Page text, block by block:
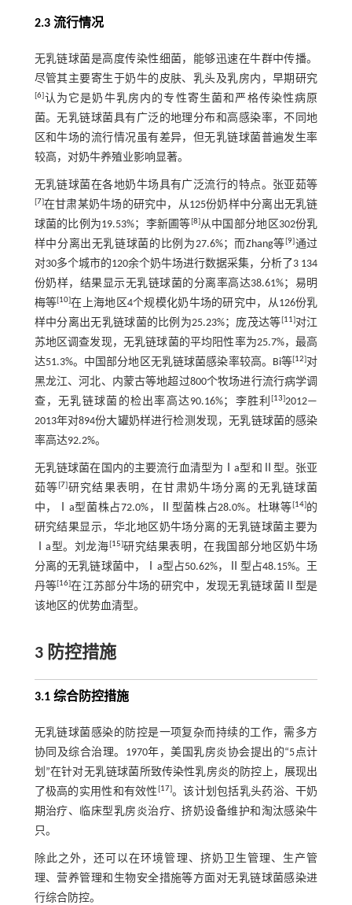
2.3 流行情况
无乳链球菌是高度传染性细菌，能够迅速在牛群中传播。
尽管其主要寄生于奶牛的皮肤、乳头及乳房内，早期研究
[6]认为它是奶牛乳房内的专性寄生菌和严格传染性病原
菌。无乳链球菌具有广泛的地理分布和高感染率，不同地
区和牛场的流行情况虽有差异，但无乳链球菌普遍发生率
较高，对奶牛养殖业影响显著。
无乳链球菌在各地奶牛场具有广泛流行的特点。张亚茹等
[7]在甘肃某奶牛场的研究中，从125份奶样中分离出无乳链
球菌的比例为19.53%；李新圃等[8]从中国部分地区302份乳
样中分离出无乳链球菌的比例为27.6%；而Zhang等[9]通过
对30多个城市的120余个奶牛场进行数据采集，分析了3 134
份奶样，结果显示无乳链球菌的分离率高达38.61%；易明
梅等[10]在上海地区4个规模化奶牛场的研究中，从126份乳
样中分离出无乳链球菌的比例为25.23%；庞茂达等[11]对江
苏地区调查发现，无乳链球菌的平均阳性率为25.7%，最高
达51.3%。中国部分地区无乳链球菌感染率较高。Bi等[12]对
黑龙江、河北、内蒙古等地超过800个牧场进行流行病学调
查，无乳链球菌的检出率高达90.16%；李胜利[13]2012—
2013年对894份大罐奶样进行检测发现，无乳链球菌的感染
率高达92.2%。
无乳链球菌在国内的主要流行血清型为Ⅰa型和Ⅱ型。张亚
茹等[7]研究结果表明，在甘肃奶牛场分离的无乳链球菌
中，Ⅰa型菌株占72.0%，Ⅱ型菌株占28.0%。杜琳等[14]的
研究结果显示，华北地区奶牛场分离的无乳链球菌主要为
Ⅰa型。刘龙海[15]研究结果表明，在我国部分地区奶牛场
分离的无乳链球菌中，Ⅰa型占50.62%，Ⅱ型占48.15%。王
丹等[16]在江苏部分牛场的研究中，发现无乳链球菌Ⅱ型是
该地区的优势血清型。
3 防控措施
3.1 综合防控措施
无乳链球菌感染的防控是一项复杂而持续的工作，需多方
协同及综合治理。1970年，美国乳房炎协会提出的“5点计
划”在针对无乳链球菌所致传染性乳房炎的防控上，展现出
了极高的实用性和有效性[17]。该计划包括乳头药浴、干奶
期治疗、临床型乳房炎治疗、挤奶设备维护和淘汰感染牛
只。
除此之外，还可以在环境管理、挤奶卫生管理、生产管
理、营养管理和生物安全措施等方面对无乳链球菌感染进
行综合防控。